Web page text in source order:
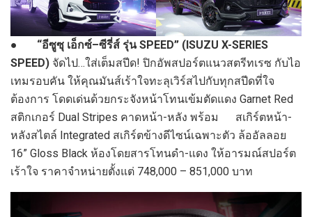
● “อีซูซุ เอ็กซ์–ซีรี่ส์ รุ่นSPEED” (ISUZU X-SERIES
SPEED) จัดไป…ใส่เต็มสปีด! ปิกอัพสปอร์ตแนวสตรีทเรซ กับไอ
เทมรอบคัน ให้คุณมันส์เร้าใจทะลุเวิร์สไปกับทุกสปีดที่ใจ
ต้องการ โดดเด่นด้วยกระจังหน้าโทนเข้มตัดแดง Garnet Red
สติกเกอร์ Dual Stripes คาดหน้า-หลัง พร้อม สเกิร์ตหน้า-
หลังสไตล์ Integrated สเกิร์ตข้างดีไซน์เฉพาะตัว ล้ออัลลอย
16” Gloss Black ห้องโดยสารโทนดำ-แดง ให้อารมณ์สปอร์ต
เร้าใจ ราคาจำหน่ายตั้งแต่ 748,000 – 851,000 บาท